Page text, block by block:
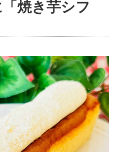
焼き芋シフ